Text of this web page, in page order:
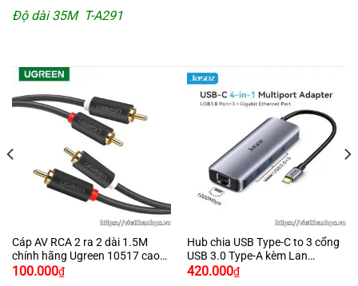
Độ dài 35M T-A291
Cáp AV RCA 2 ra 2 dài 1.5M
chính hãng Ugreen 10517 cao
cấp
100.000₫
Hub chia USB Type-C to 3 cổng
USB 3.0 Type-A kèm Lan
Gigabit, vỏ nhôm chính hãng
420.000₫